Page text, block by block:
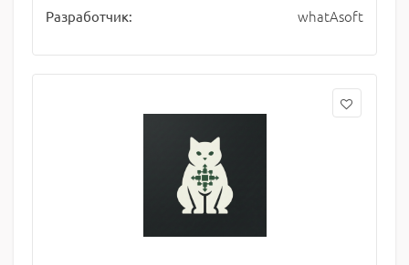
Разработчик: whatAsoft